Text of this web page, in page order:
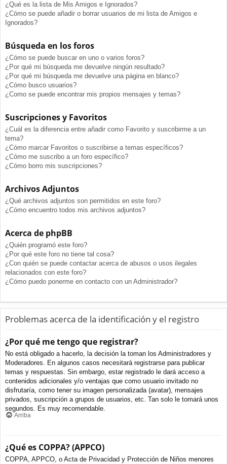
¿Qué es la lista de Mis Amigos e Ignorados?
¿Cómo se puede añadir o borrar usuarios de mi lista de Amigos e
Ignorados?
Búsqueda en los foros
¿Cómo se puede buscar en uno o varios foros?
¿Por qué mi búsqueda me devuelve ningún resultado?
¿Por qué mi búsqueda me devuelve una página en blanco?
¿Cómo busco usuarios?
¿Como se puede encontrar mis propios mensajes y temas?
Suscripciones y Favoritos
¿Cuál es la diferencia entre añadir como Favorito y suscribirme a un
tema?
¿Cómo marcar Favoritos o suscribirse a temas específicos?
¿Cómo me suscribo a un foro específico?
¿Cómo borro mis suscripciones?
Archivos Adjuntos
¿Qué archivos adjuntos son permitidos en este foro?
¿Cómo encuentro todos mis archivos adjuntos?
Acerca de phpBB
¿Quién programó este foro?
¿Por qué este foro no tiene tal cosa?
¿Con quién se puede contactar acerca de abusos o usos ilegales
relacionados con este foro?
¿Cómo puedo ponerme en contacto con un Administrador?
Problemas acerca de la identificación y el registro
¿Por qué me tengo que registrar?
No está obligado a hacerlo, la decisión la toman los Administradores y
Moderadores. En algunos casos necesitará registrarse para publicar
temas y respuestas. Sin embargo, estar registrado le dará acceso a
contenidos adicionales y/o ventajas que como usuario invitado no
disfrutaría, como tener su imagen personalizada (avatar), mensajes
privados, suscripción a grupos de usuarios, etc. Tan solo le tomará unos
segundos. Es muy recomendable.
Arriba
¿Qué es COPPA? (APPCO)
COPPA, APPCO, o Acta de Privacidad y Protección de Niños menores